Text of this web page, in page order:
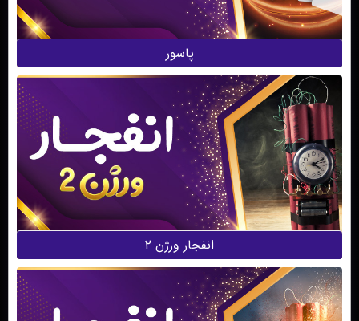
پاسور
انفجار ورژن ۲